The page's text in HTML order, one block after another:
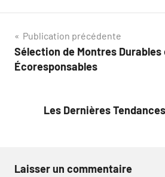
Navigation
de
Publication précédente
Sélection de Montres Durables
Écoresponsables
Les Dernières
Laisser un commentaire